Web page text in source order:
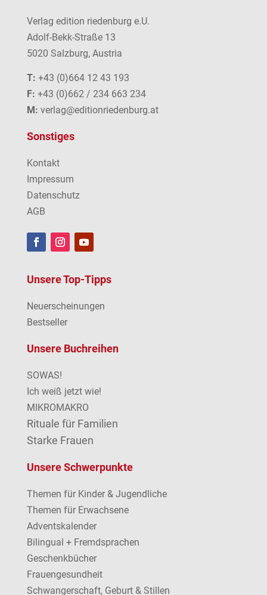
Verlag edition riedenburg e.U.
Adolf-Bekk-Straße 13
5020 Salzburg, Austria
T: +43 (0)664 12 43 193
F: +43 (0)662 / 234 663 234
M: verlag@editionriedenburg.at
Sonstiges
Kontakt
Impressum
Datenschutz
AGB
Unsere Top-Tipps
Neuerscheinungen
Bestseller
Unsere Buchreihen
SOWAS!
Ich weiß jetzt wie!
MIKROMAKRO
Rituale für Familien
Starke Frauen
Unsere Schwerpunkte
Themen für Kinder & Jugendliche
Themen für Erwachsene
Adventskalender
Bilingual + Fremdsprachen
Geschenkbücher
Frauengesundheit
Schwangerschaft, Geburt & Stillen